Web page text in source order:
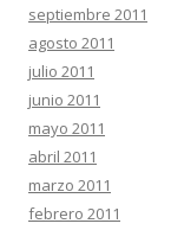
septiembre 2011
agosto 2011
julio 2011
junio 2011
mayo 2011
abril 2011
marzo 2011
febrero 2011